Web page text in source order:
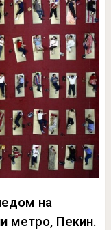
на
метро, Пекин.